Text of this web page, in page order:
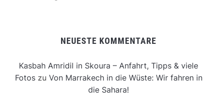
NEUESTE KOMMENTARE
Kasbah Amridil in Skoura – Anfahrt, Tipps & viele
Fotoszu Von Marrakech in die Wüste: Wir fahren in
die Sahara!